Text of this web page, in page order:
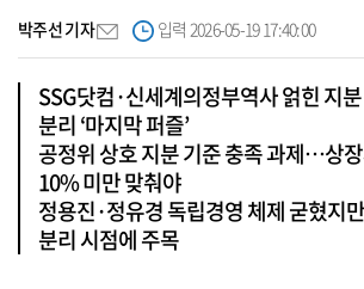
박주선 기자 입력 2026-05-19 17:40:00
SSG닷컴·신세계의정부역사 얽힌 지
분리 ‘마지막 퍼즐’
공정위 상호 지분 기준 충족 과제…상
10% 미만 맞춰야
정용진·정유경 독립경영 체제 굳혔지
분리 시점에 주목